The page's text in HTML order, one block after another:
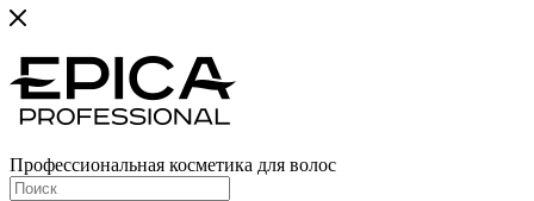
Профессиональная косметика для волос